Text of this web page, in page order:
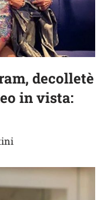
decolletè
in vista: